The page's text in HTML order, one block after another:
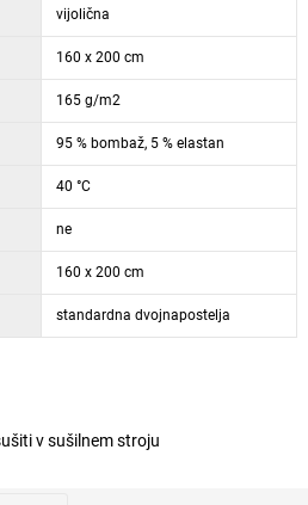
vijolična
160 x 200 cm
165 g/m2
95 % bombaž, 5 % elastan
40 °C
ne
160 x 200 cm
standardna dvojnapostelja
v sušilnem stroju